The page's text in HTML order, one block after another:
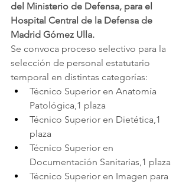
del Ministerio de Defensa, para el
Hospital Central de la Defensa de
Madrid Gómez Ulla.
Se convoca proceso selectivo para la
selección de personal estatutario
temporal en distintas categorías:
Técnico Superior en Anatomía
Patológica,1 plaza
Técnico Superior en Dietética,1
plaza
Técnico Superior en
Documentación Sanitarias,1 plaza
Técnico Superior en Imagen para